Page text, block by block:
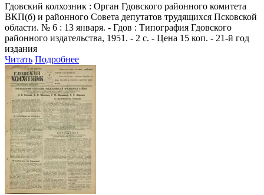
Гдовский колхозник : Орган Гдовского районного комитета
ВКП(б) и районного Совета депутатов трудящихся Псковской
области. № 6 : 13 января. - Гдов : Типография Гдовского
районного издательства, 1951. - 2 с. - Цена 15 коп. - 21-й год
издания
Читать Подробнее